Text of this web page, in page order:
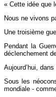
« Cette idée que
Nous ne vivons
Une troisième
Pendant la
déclenchement
Aujourd’hui,
Sous les
mondiale -